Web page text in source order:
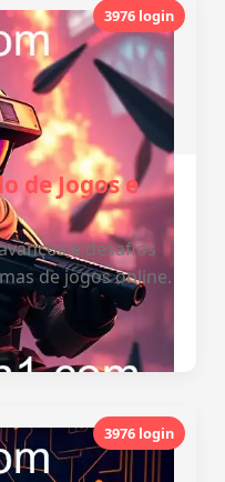
3976 login
de Jogos e
e desafios
de jogos online.
3976 login